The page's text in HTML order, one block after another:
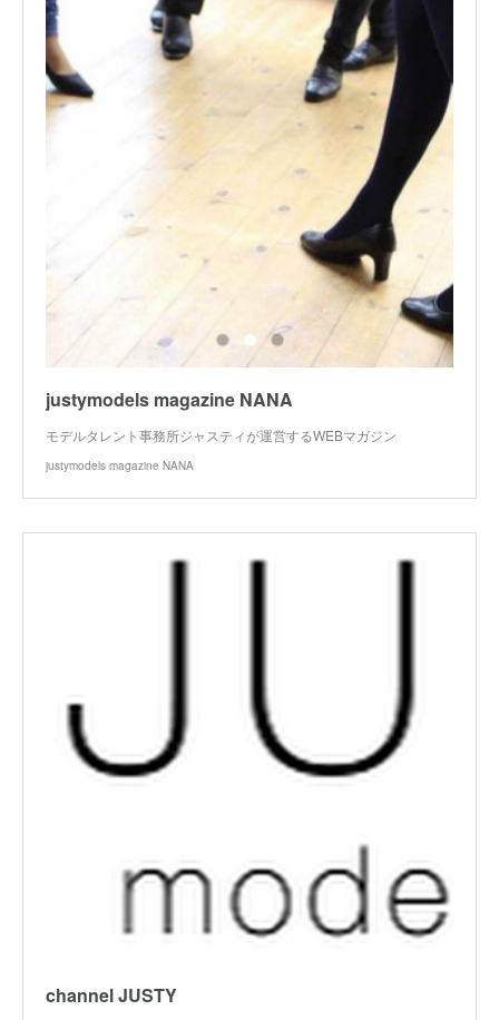
justymodels magazine NANA
モデルタレント事務所ジャスティが運営するWEBマガジン
justymodels magazine NANA
channel JUSTY